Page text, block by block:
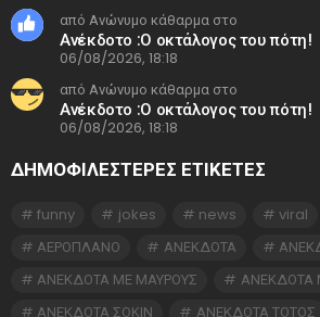
από Ανώνυμο κάθαρμα στο
Ανέκδοτο :Ο οκτάλογος του πότη!
06/08/2026, 18:18
από Ανώνυμο κάθαρμα στο
Ανέκδοτο :Ο οκτάλογος του πότη!
06/08/2026, 18:18
ΔΗΜΟΦΙΛΕΣΤΕΡΕΣ ΕΤΙΚΈΤΕΣ
funny jokes news viral
ΑΕΡΟΠΛΑΝΟ
ΑΝΕΚΔΟΤΑ
ΑΝΕΚΔΟΤΑ ΜΕ ΜΑΥΡΟΥΣ
ΑΝΕΚΔΟΤΑ
ΑΝΕΚΔΟΤΑ ΣΟΚΙΝ
ΑΝΕΚΔΟΤΑ ΤΟΤΟΣ